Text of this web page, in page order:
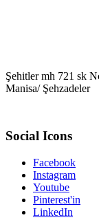
Şehitler mh 721 sk
Manisa/ Şehzadeler
Social Icons
Facebook
Instagram
Youtube
Pinterest'in
LinkedIn